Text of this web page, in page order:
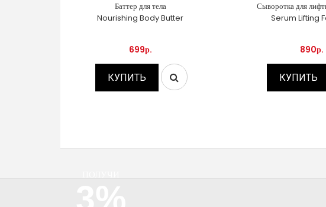
Баттер для тела
Nourishing Body Butter
699р.
КУПИТЬ
Сыворотка для
Serum Lifting
890р.
КУПИТЬ